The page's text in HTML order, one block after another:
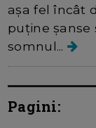
așa fel încât
puține șanse
somnul...
Pagini: